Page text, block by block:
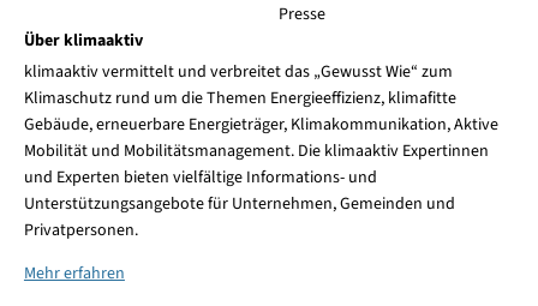
Presse
Über klimaaktiv
klimaaktiv vermittelt und verbreitet das „Gewusst Wie“ zum
Klimaschutz rund um die Themen Energieeffizienz, klimafitte
Gebäude, erneuerbare Energieträger, Klimakommunikation, Aktive
Mobilität und Mobilitätsmanagement. Die klimaaktiv Expertinnen
und Experten bieten vielfältige Informations- und
Unterstützungsangebote für Unternehmen, Gemeinden und
Privatpersonen.
Mehr erfahren